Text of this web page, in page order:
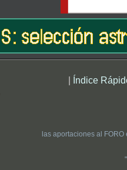
| Índice
las aportaciones al